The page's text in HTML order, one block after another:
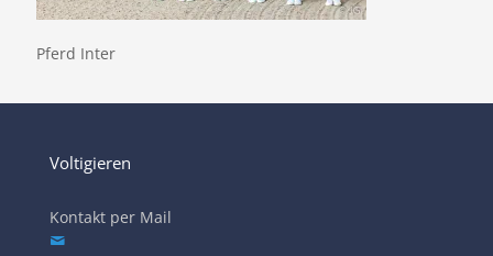
Pferd Inter
Voltigieren
Kontakt per Mail